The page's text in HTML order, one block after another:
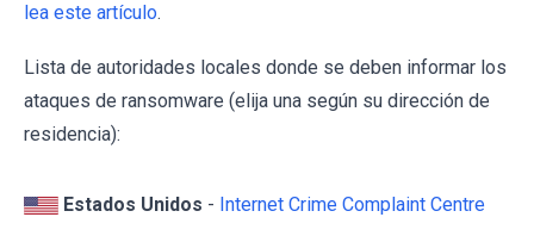
lea este artículo.
Lista de autoridades locales donde se deben informar los
ataques de ransomware (elija una según su dirección de
residencia):
Estados Unidos - Internet Crime Complaint Centre